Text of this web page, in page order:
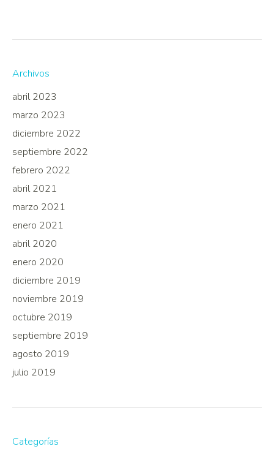
Archivos
abril 2023
marzo 2023
diciembre 2022
septiembre 2022
febrero 2022
abril 2021
marzo 2021
enero 2021
abril 2020
enero 2020
diciembre 2019
noviembre 2019
octubre 2019
septiembre 2019
agosto 2019
julio 2019
Categorías